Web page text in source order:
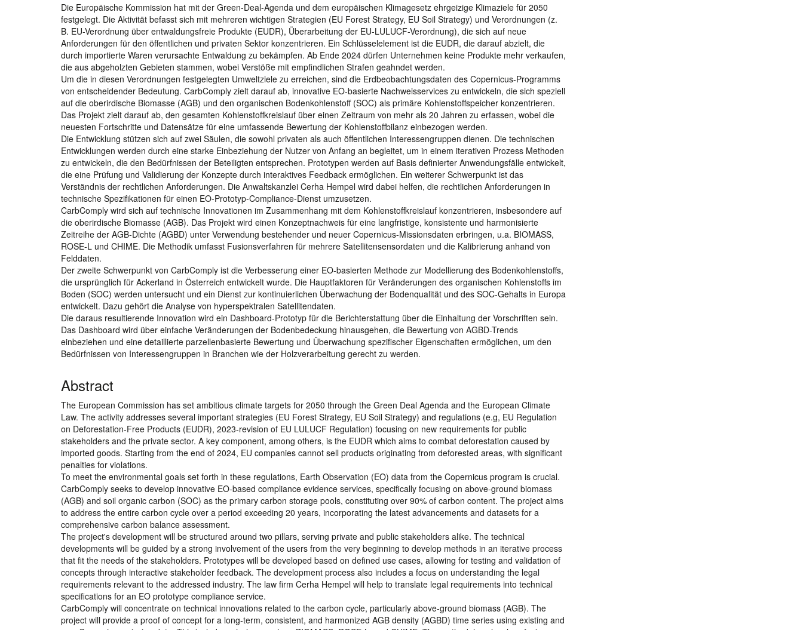
Die Europäische Kommission hat mit der Green-Deal-Agenda und dem europäischen Klimagesetz ehrgeizige Klimaziele für 2050
festgelegt. Die Aktivität befasst sich mit mehreren wichtigen Strategien (EU Forest Strategy, EU Soil Strategy) und Verordnungen (z.
B. EU-Verordnung über entwaldungsfreie Produkte (EUDR), Überarbeitung der EU-LULUCF-Verordnung), die sich auf neue
Anforderungen für den öffentlichen und privaten Sektor konzentrieren. Ein Schlüsselelement ist die EUDR, die darauf abzielt, die
durch importierte Waren verursachte Entwaldung zu bekämpfen. Ab Ende 2024 dürfen Unternehmen keine Produkte mehr verkaufen,
die aus abgeholzten Gebieten stammen, wobei Verstöße mit empfindlichen Strafen geahndet werden.
Um die in diesen Verordnungen festgelegten Umweltziele zu erreichen, sind die Erdbeobachtungsdaten des Copernicus-Programms
von entscheidender Bedeutung. CarbComply zielt darauf ab, innovative EO-basierte Nachweisservices zu entwickeln, die sich speziell
auf die oberirdische Biomasse (AGB) und den organischen Bodenkohlenstoff (SOC) als primäre Kohlenstoffspeicher konzentrieren.
Das Projekt zielt darauf ab, den gesamten Kohlenstoffkreislauf über einen Zeitraum von mehr als 20 Jahren zu erfassen, wobei die
neuesten Fortschritte und Datensätze für eine umfassende Bewertung der Kohlenstoffbilanz einbezogen werden.
Die Entwicklung stützen sich auf zwei Säulen, die sowohl privaten als auch öffentlichen Interessengruppen dienen. Die technischen
Entwicklungen werden durch eine starke Einbeziehung der Nutzer von Anfang an begleitet, um in einem iterativen Prozess Methoden
zu entwickeln, die den Bedürfnissen der Beteiligten entsprechen. Prototypen werden auf Basis definierter Anwendungsfälle entwickelt,
die eine Prüfung und Validierung der Konzepte durch interaktives Feedback ermöglichen. Ein weiterer Schwerpunkt ist das
Verständnis der rechtlichen Anforderungen. Die Anwaltskanzlei Cerha Hempel wird dabei helfen, die rechtlichen Anforderungen in
technische Spezifikationen für einen EO-Prototyp-Compliance-Dienst umzusetzen.
CarbComply wird sich auf technische Innovationen im Zusammenhang mit dem Kohlenstoffkreislauf konzentrieren, insbesondere auf
die oberirdische Biomasse (AGB). Das Projekt wird einen Konzeptnachweis für eine langfristige, konsistente und harmonisierte
Zeitreihe der AGB-Dichte (AGBD) unter Verwendung bestehender und neuer Copernicus-Missionsdaten erbringen, u.a. BIOMASS,
ROSE-L und CHIME. Die Methodik umfasst Fusionsverfahren für mehrere Satellitensensordaten und die Kalibrierung anhand von
Felddaten.
Der zweite Schwerpunkt von CarbComply ist die Verbesserung einer EO-basierten Methode zur Modellierung des Bodenkohlenstoffs,
die ursprünglich für Ackerland in Österreich entwickelt wurde. Die Hauptfaktoren für Veränderungen des organischen Kohlenstoffs im
Boden (SOC) werden untersucht und ein Dienst zur kontinuierlichen Überwachung der Bodenqualität und des SOC-Gehalts in Europa
entwickelt. Dazu gehört die Analyse von hyperspektralen Satellitendaten.
Die daraus resultierende Innovation wird ein Dashboard-Prototyp für die Berichterstattung über die Einhaltung der Vorschriften sein.
Das Dashboard wird über einfache Veränderungen der Bodenbedeckung hinausgehen, die Bewertung von AGBD-Trends
einbeziehen und eine detaillierte parzellenbasierte Bewertung und Überwachung spezifischer Eigenschaften ermöglichen, um den
Bedürfnissen von Interessengruppen in Branchen wie der Holzverarbeitung gerecht zu werden.
Abstract
The European Commission has set ambitious climate targets for 2050 through the Green Deal Agenda and the European Climate
Law. The activity addresses several important strategies (EU Forest Strategy, EU Soil Strategy) and regulations (e.g, EU Regulation
on Deforestation-Free Products (EUDR), 2023-revision of EU LULUCF Regulation) focusing on new requirements for public
stakeholders and the private sector. A key component, among others, is the EUDR which aims to combat deforestation caused by
imported goods. Starting from the end of 2024, EU companies cannot sell products originating from deforested areas, with significant
penalties for violations.
To meet the environmental goals set forth in these regulations, Earth Observation (EO) data from the Copernicus program is crucial.
CarbComply seeks to develop innovative EO-based compliance evidence services, specifically focusing on above-ground biomass
(AGB) and soil organic carbon (SOC) as the primary carbon storage pools, constituting over 90% of carbon content. The project aims
to address the entire carbon cycle over a period exceeding 20 years, incorporating the latest advancements and datasets for a
comprehensive carbon balance assessment.
The project's development will be structured around two pillars, serving private and public stakeholders alike. The technical
developments will be guided by a strong involvement of the users from the very beginning to develop methods in an iterative process
that fit the needs of the stakeholders. Prototypes will be developed based on defined use cases, allowing for testing and validation of
concepts through interactive stakeholder feedback. The development process also includes a focus on understanding the legal
requirements relevant to the addressed industry. The law firm Cerha Hempel will help to translate legal requirements into technical
specifications for an EO prototype compliance service.
CarbComply will concentrate on technical innovations related to the carbon cycle, particularly above-ground biomass (AGB). The
project will provide a proof of concept for a long-term, consistent, and harmonized AGB density (AGBD) time series using existing and